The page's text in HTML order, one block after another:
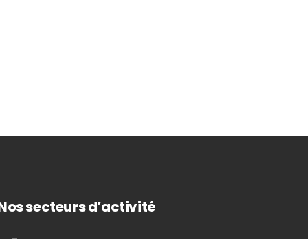
secteurs d’activité